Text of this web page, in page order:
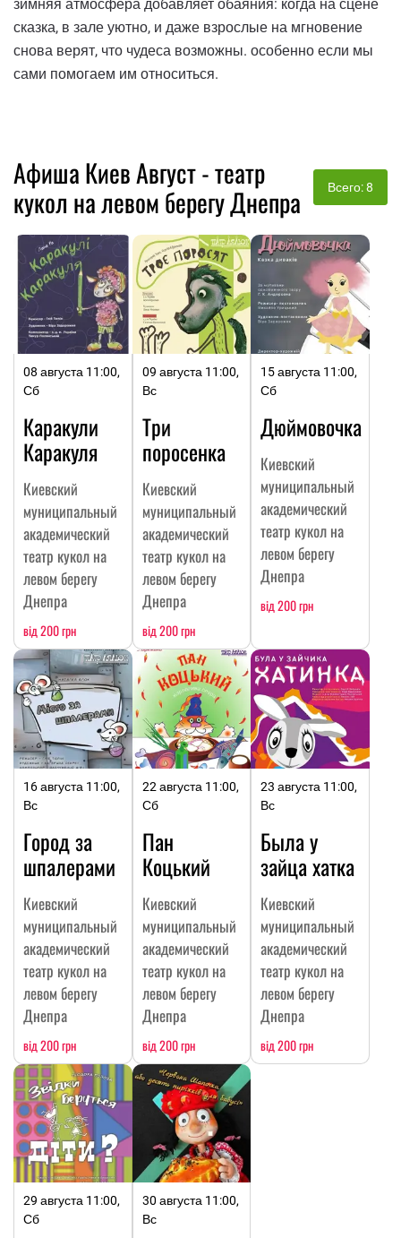
зимняя атмосфера добавляет обаяния: когда на сцене
сказка, в зале уютно, и даже взрослые на мгновение
снова верят, что чудеса возможны. особенно если мы
сами помогаем им относиться.
Афиша Киев Август - театр
кукол на левом берегу Днепра
Всего: 8
08 августа 11:00,
Сб
Каракули
Каракуля
Киевский
муниципальный
академический
театр кукол на
левом берегу
Днепра
від 200 грн
09 августа 11:00,
Вс
Три
поросенка
Киевский
муниципальный
академический
театр кукол на
левом берегу
Днепра
від 200 грн
15 августа 11:00,
Сб
Дюймовочка
Киевский
муниципальный
академический
театр кукол на
левом берегу
Днепра
від 200 грн
16 августа 11:00,
Вс
Город за
шпалерами
Киевский
муниципальный
академический
театр кукол на
левом берегу
Днепра
від 200 грн
22 августа 11:00,
Сб
Пан
Коцький
Киевский
муниципальный
академический
театр кукол на
левом берегу
Днепра
від 200 грн
23 августа 11:00,
Вс
Была у
зайца хатка
Киевский
муниципальный
академический
театр кукол на
левом берегу
Днепра
від 200 грн
29 августа 11:00,
Сб
30 августа 11:00,
Вс